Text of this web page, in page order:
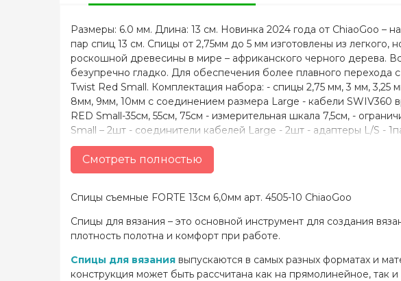
Размеры: 6.0 мм. Длина: 13 см. Новинка 2024 года от ChiaoGoo –
пар спиц 13 см. Спицы от 2,75мм до 5 мм изготовлены из легкого,
роскошной древесины в мире – африканского черного дерева.
безупречно гладко. Для обеспечения более плавного
Twist Red Small. Комплектация набора: - спицы 2,75 мм, 3 мм,
8мм, 9мм, 10мм с соединением размера Large - кабели SWIV360
RED Small-35см, 55см, 75см - измерительная шкала 7,5см, -
Small – 2шт - соединители кабелей Large - 2шт - адаптеры L/S -
трикотажных изделий - 2шт - булавочки металлические 5,5см -
5х5см длиной 150 см - 1шт - стальные ножницы 9см - 1шт -
является автоматическая ручка, которой удобно делать
металлические и обладают магнитными свойствами. Элегантный
(заменитель кожи), удобного в уходе и использовании. Все
удобное хранение всех комплектующих. Все детали из набора
соединений. Важно! 1. Во избежание повреждений, при
ограничителей с кабеля обязательно пользуйтесь двумя
шляпку. Это не позволит сорвать резьбу и продлит срок
Смотреть полностью
Спицы съемные FORTE 13см 6,0мм арт. 4505-10 ChiaoGoo
Спицы для вязания – это основной инструмент для создания
плотность полотна и комфорт при работе.
Спицы для вязания выпускаются в самых разных форматах и
конструкция может быть рассчитана как на прямолинейное,